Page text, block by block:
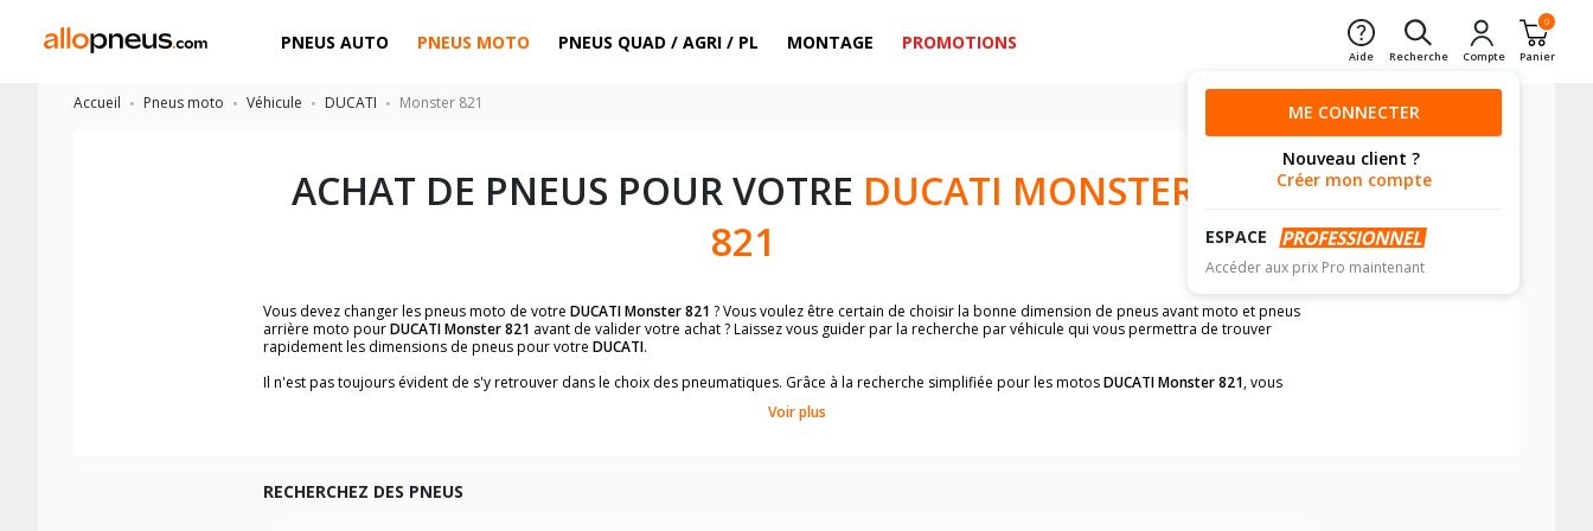
PNEUS AUTO PNEUS MOTO PNEUS QUAD / AGRI / PL MONTAGE PROMOTIONS
Aide Recherche Compte
0
Panier
ME CONNECTER
Nouveau client ?
Créer mon compte
ESPACE
Accéder aux prix Pro maintenant
Accueil Pneus moto Véhicule DUCATI Monster 821
ACHAT DE PNEUS POUR VOTRE DUCATI MONSTER
821
Vous devez changer les pneus moto de votre DUCATI Monster 821 ? Vous voulez être certain de choisir la bonne dimension de pneus avant moto et pneus
arrière moto pourDUCATI Monster 821 avant de valider votre achat ? Laissez vous guider par la recherche par véhicule qui vous permettra de trouver
rapidement les dimensions de pneus pour votre DUCATI.
Il n'est pas toujours évident de s'y retrouver dans le choix des pneumatiques. Grâce à la recherche simplifiée pour les motosDUCATI Monster 821, vous
Vous ne savez pas comment trouver les dimensions de vos pneus ? Ces informations sont indiquées sur le flanc des pneumatiques, dans le carnet de bord de
facilement.
Voir plus
RECHERCHEZ DES PNEUS